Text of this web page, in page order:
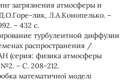
загрязнения атмосферы и
лик, Л.А.Конопелько. –
– 432 с.
турбулентной диффузии
распространения /
(серия: физика атмосферы
№2. – С. 208-212.
математичної моделі